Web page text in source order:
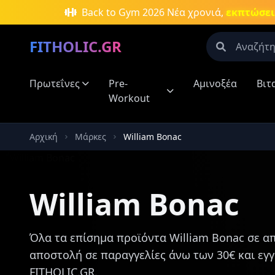
Μετάβαση στο κύριο περιεχόμενο
Back to Gym 2026 Νέα χρονιά,
FITHOLIC.GR
Οι
Νιτρικά
Καύση
Πρωτεΐνες
Pre-
Workout
Αμινοξέα
Αρχική Μάρκες William Bonac
William Bonac
Όλα τα επίσημα προϊόντα William Bonac σε
αποστολή σε παραγγελίες άνω των 30€ και
FITHOLIC.GR.